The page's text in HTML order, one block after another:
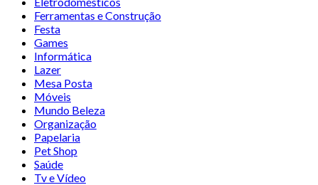
Ferramentas e Construção
Festa
Games
Informática
Lazer
Mesa Posta
Móveis
Mundo Beleza
Organização
Papelaria
Pet Shop
Saúde
Tv e Vídeo